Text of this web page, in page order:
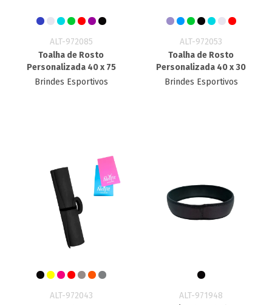
ALT-972085
Toalha de Rosto
Personalizada 40 x 75
Brindes Esportivos
ALT-972053
Toalha de Rosto
Personalizada 40 x 30
Brindes Esportivos
ALT-972043
ALT-971948